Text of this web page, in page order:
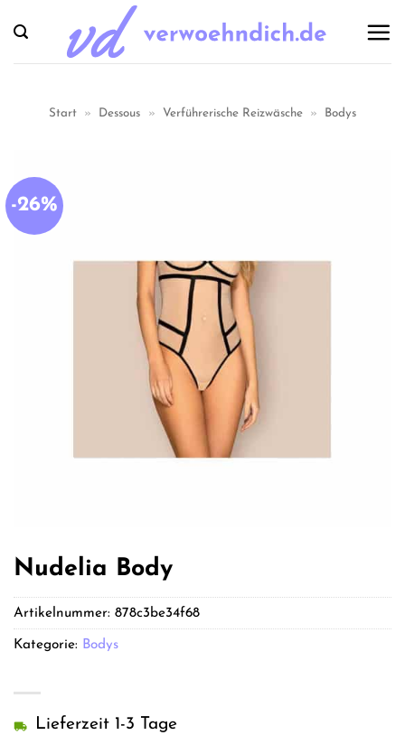
Inhalt
springen
Start » Dessous » Verführerische Reizwäsche » Bodys
-26%
Nudelia Body
Lieferzeit 1-3 Tage
Artikelnummer: 878c3be34f68
Kategorie: Bodys